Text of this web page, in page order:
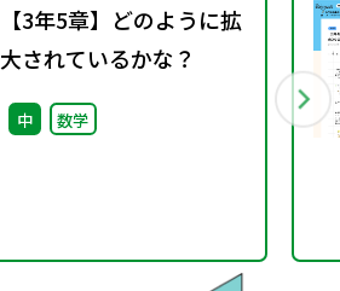
【3年5章】どのように拡
大されているかな？
中 数学